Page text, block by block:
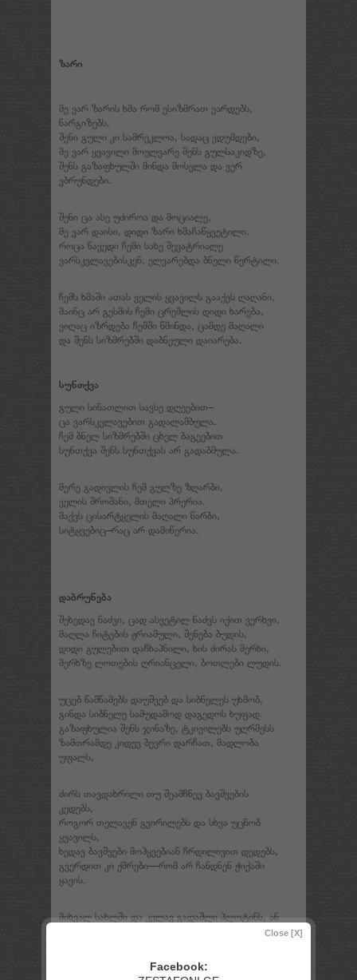
ზარი
მე ვარ ზარის ხმა რომ ესიზმრათ ვარდებს,
ნარგიზებს,
შენი გული კი სამრეკლოა, სადაც ვდუმდები,
მე ვარ ყვავილი მოელვარე შენს გულსაკიდზე,
შენს გაზაფხულში მინდა მოსვლა და ვერ
ვბრუნდები.
შენი ცა ასე უძიროა და მოციალე,
მე ვარ დაისი, დიდი ზარი ხმაჩაწყვეტილი.
როცა წავედი ჩემი სახე შევატრიალე
ვარსკვლავებისკენ. ელვარებდა ბნელი წერტილი.
ჩემს ხმაში ათას ველის ყვავილს გააქვს ღაღანი,
მაინც არ გესმის ჩემი ცრემლის დიდი ხარება,
ვიღაც იზრდება ჩემში წმინდა, ცამდე მაღალი
და შენს სიზმრებში დაბნეული დაიარება.
სუნთქვა
გული სინათლით სავსე დღეებით–
ცა ვარსკვლავებით გადალამბულა.
ჩემ ბნელ სიზმრებში ცხელ ბაგეებით
სუნთქვა შენს სუნთქვას არ გადაბმულა.
მერე გადივლის ჩემ გულზე ზღარბი,
ველის შროშანი, მთელი პრერია.
მაქვს ცისარტყელის მაღალი წარბი,
სიტყვებიც–რაც არ დამიწერია.
დაბრუნება
შეხედავ ნაძვი, ცად ასვეტილ ნაძვს იქით ვერხვი,
მაღლა ჩიტების ჟრიამული, შენება ბუდის,
დიდი გულებით დაჩხაპნილი, ხის ძირას მერხი,
მერხზე ლოთების ღრიანცელი, ბოთლები ლუდის.
უცებ წამწამებს დაუშვებ და სიბნელეს უხმობ,
გინდა სიბნელე სამუდამოდ დაგედოს ხუფად.
გაზაფხულია შენს ჯინაზე, ტკივილებს უღრმესს
ზამთრამდე კიდევ ბევრი დარჩათ, მადლობა
უფალს,
ძირს თავდახრილი თუ შეამჩნევ ბავშვების
კედებს,
როგორ თელავენ გვირილებს და სხვა უცნობ
ყვავილს,
ხედავ ბავშვები მოჰყვებიან ჩრდილივით დედებს,
გვერდით კი ქმრები—რომ არ ჩანდნენ ჭიქაში
ყავის.
მიხვალ სახლში და კვლავ გადაშლი პლოტინს, ან
უცებ გადაშლი შენს სიცოცხლეს, ისედაც
Close [X]
Facebook: